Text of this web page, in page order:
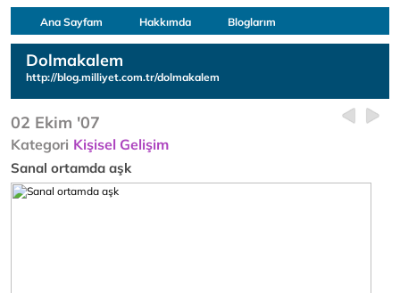
Ana Sayfam Hakkımda Bloglarım
Dolmakalem
http://blog.milliyet.com.tr/dolmakalem
02 Ekim '07
Kategori Kişisel Gelişim
Sanal ortamda aşk